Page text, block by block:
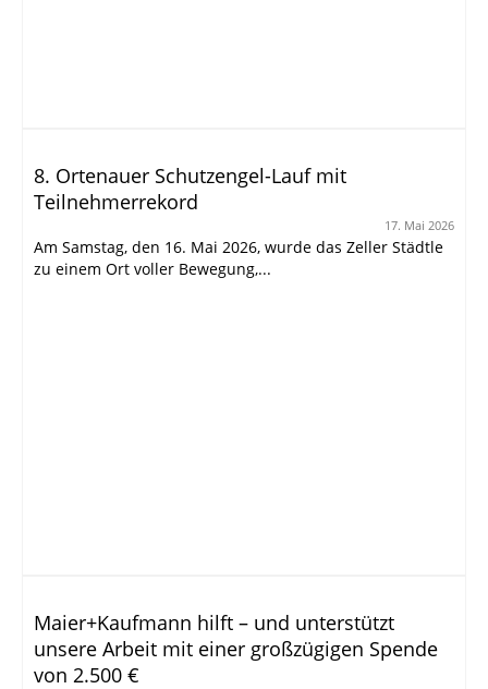
8. Ortenauer Schutzengel-Lauf mit
Teilnehmerrekord
17. Mai 2026
Am Samstag, den 16. Mai 2026, wurde das Zeller Städtle
zu einem Ort voller Bewegung,...
Maier+Kaufmann hilft – und unterstützt
unsere Arbeit mit einer großzügigen Spende
von 2.500 €